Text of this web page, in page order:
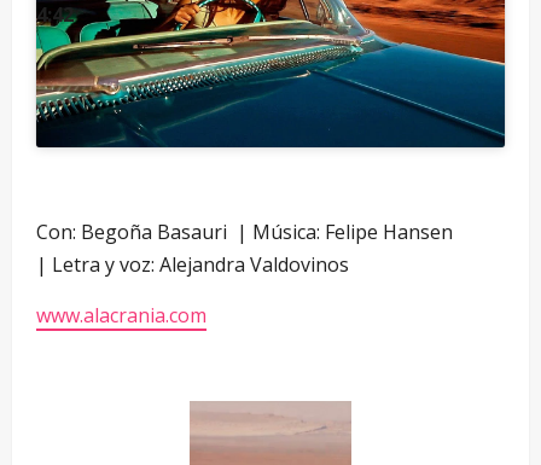
4:42
Con: Begoña Basauri | Música: Felipe Hansen
| Letra y voz: Alejandra Valdovinos
www.alacrania.com